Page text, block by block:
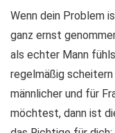
Wenn dein Problem
ganz ernst
als echter Mann
regelmäßig
männlicher und für
möchtest, dann ist